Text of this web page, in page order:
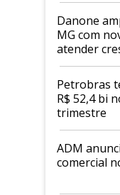
Danone
MG com
atender
mercado
proteicos
Petrobras
R$ 52,4 bi
trimestre
ADM
comercial